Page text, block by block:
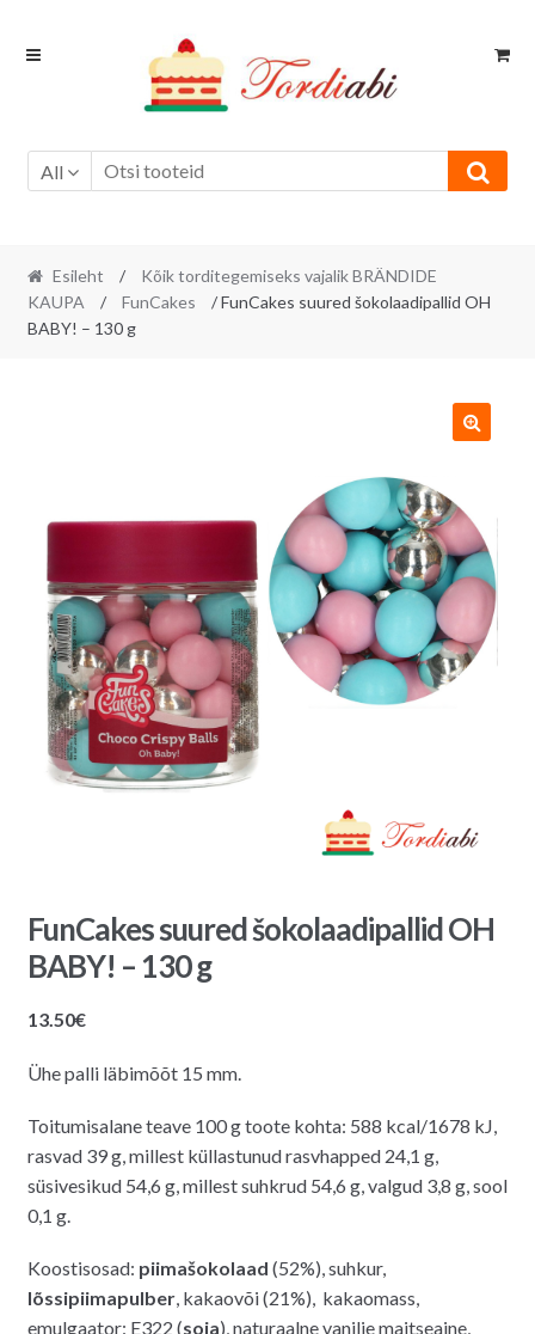
Skip
Skip
All
Esileht /
Kõik torditegemiseks vajalik BRÄNDIDE
KAUPA
/ FunCakes
/ FunCakes suured šokolaadipallid OH
BABY! – 130 g
FunCakes suured šokolaadipallid OH
BABY! – 130 g
13.50€
Ühe palli läbimõõt 15 mm.
Toitumisalane teave 100 g toote kohta: 588 kcal/1678 kJ,
rasvad 39 g, millest küllastunud rasvhapped 24,1 g,
süsivesikud 54,6 g, millest suhkrud 54,6 g, valgud 3,8 g, sool
0,1 g.
Koostisosad: piimašokolaad (52%), suhkur,
lõssipiimapulber, kakaovõi (21%), kakaomass,
emulgaator: E322 (soja), naturaalne vanilje maitseaine,